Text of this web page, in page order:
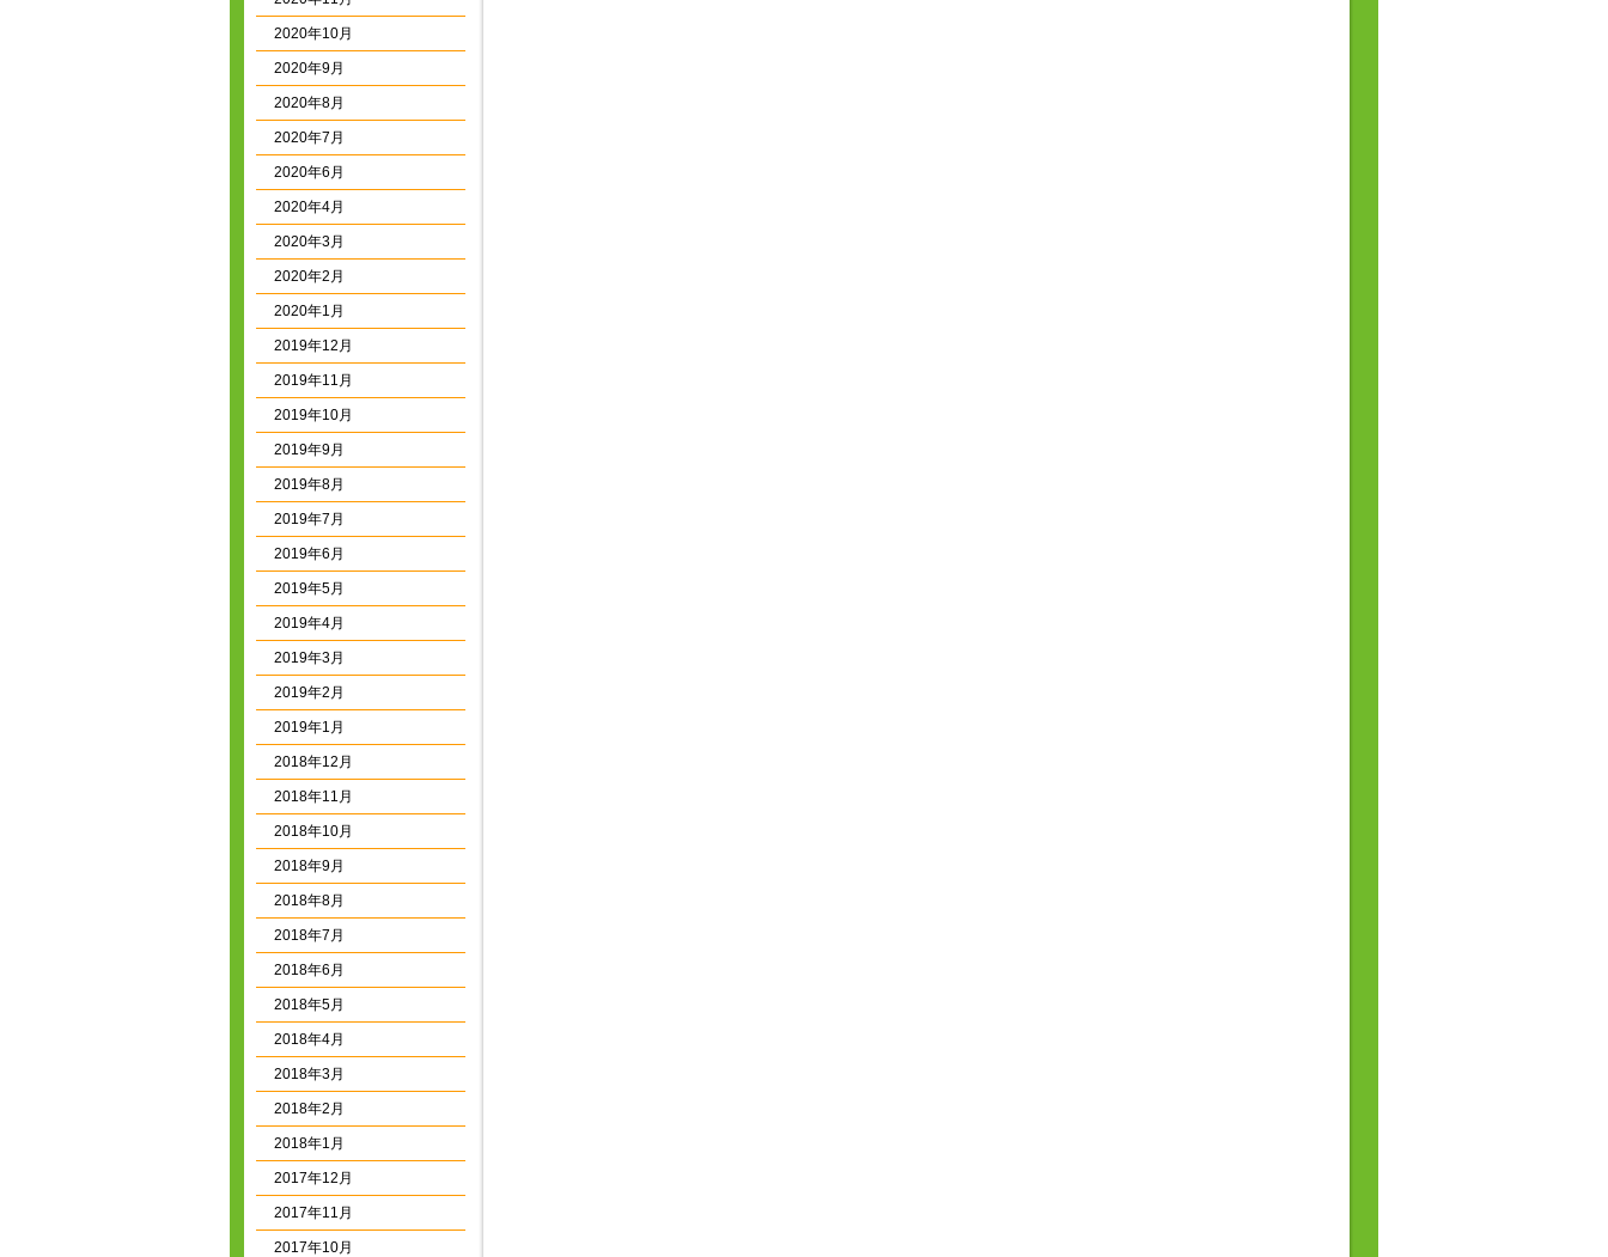
2020年10月
2020年9月
2020年8月
2020年7月
2020年6月
2020年4月
2020年3月
2020年2月
2020年1月
2019年12月
2019年11月
2019年10月
2019年9月
2019年8月
2019年7月
2019年6月
2019年5月
2019年4月
2019年3月
2019年2月
2019年1月
2018年12月
2018年11月
2018年10月
2018年9月
2018年8月
2018年7月
2018年6月
2018年5月
2018年4月
2018年3月
2018年2月
2018年1月
2017年12月
2017年11月
2017年10月